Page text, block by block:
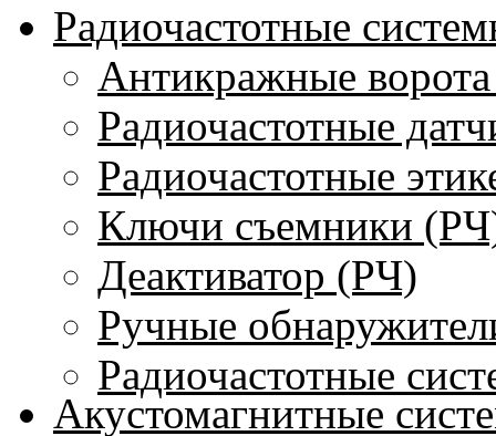
Радиочастотные
Антикражные
Радиочастотные
Радиочастотные
Ключи съемники
Деактиватор (РЧ)
Ручные
Радиочастотные
Акустомагнитные